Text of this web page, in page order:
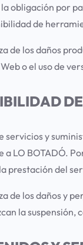
obligación por
de
de los daños
o el uso de
servicios y
LO BOTADÓ.
prestación del
de los daños y
la